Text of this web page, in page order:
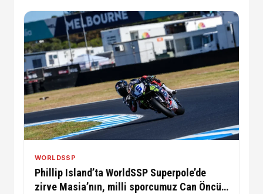
WORLDSSP
Phillip Island’ta WorldSSP Superpole’de
zirve Masia’nın, milli sporcumuz Can Öncü